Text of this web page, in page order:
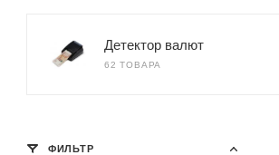
Детектор валют
62 ТОВАРА
ФИЛЬТР